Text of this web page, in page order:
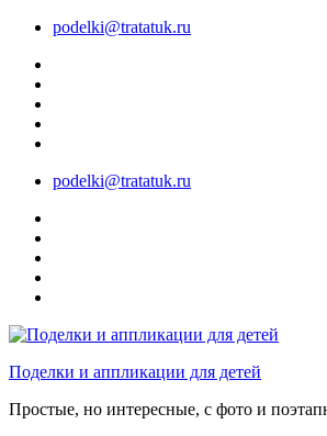
podelki@tratatuk.ru
podelki@tratatuk.ru
Поделки и аппликации для детей
Простые, но интересные, с фото и